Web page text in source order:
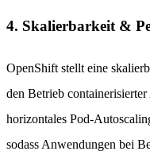
4. Skalierbarkeit &
OpenShift stellt eine
den Betrieb
horizontales Pod-
sodass Anwendungen bei